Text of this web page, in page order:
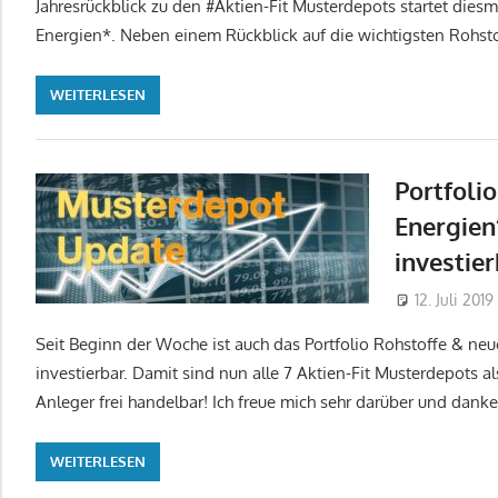
Jahresrückblick zu den #Aktien-Fit Musterdepots startet
Energien*. Neben einem Rückblick auf die wichtigsten
WEITERLESEN
Portfolio
12. Juli 2019
Seit Beginn der Woche ist auch das Portfolio Rohstoffe &
investierbar. Damit sind nun alle 7 Aktien-Fit Musterdepots
Anleger frei handelbar! Ich freue mich sehr darüber und danke
WEITERLESEN